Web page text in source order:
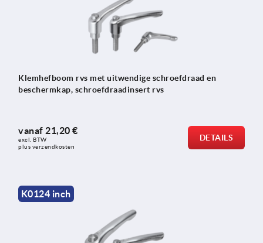
Klemhefboom rvs met uitwendige schroefdraad en
beschermkap, schroefdraadinsert rvs
vanaf 21,20 €
excl. BTW
plus verzendkosten
DETAILS
K0124 inch